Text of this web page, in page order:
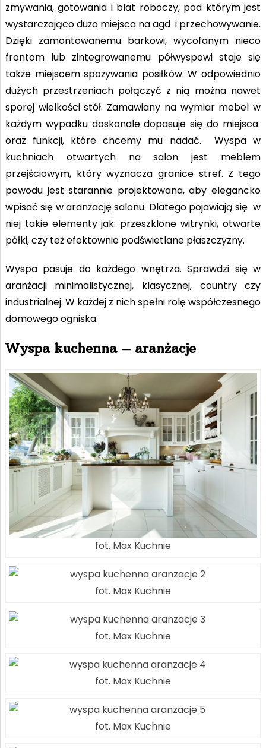
zmywania, gotowania i blat roboczy, pod którym jest
wystarczająco dużo miejsca na agd i przechowywanie.
Dzięki zamontowanemu barkowi, wycofanym nieco
frontom lub zintegrowanemu półwyspowi staje się
także miejscem spożywania posiłków. W odpowiednio
dużych przestrzeniach połączyć z nią można nawet
sporej wielkości stół. Zamawiany na wymiar mebel w
każdym wypadku doskonale dopasuje się do miejsca
oraz funkcji, które chcemy mu nadać. Wyspa w
kuchniach otwartych na salon jest meblem
przejściowym, który wyznacza granice stref. Z tego
powodu jest starannie projektowana, aby elegancko
wpisać się w aranżację salonu. Dlatego pojawiają się w
niej takie elementy jak: przeszklone witrynki, otwarte
półki, czy też efektownie podświetlane płaszczyzny.
Wyspa pasuje do każdego wnętrza. Sprawdzi się w
aranżacji minimalistycznej, klasycznej, country czy
industrialnej. W każdej z nich spełni rolę współczesnego
domowego ogniska.
Wyspa kuchenna – aranżacje
fot. Max Kuchnie
fot. Max Kuchnie
fot. Max Kuchnie
fot. Max Kuchnie
fot. Max Kuchnie